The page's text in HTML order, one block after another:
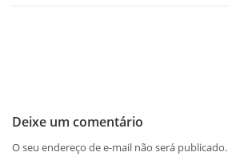
Deixe um comentário
O seu endereço de e-mail não será publicado.